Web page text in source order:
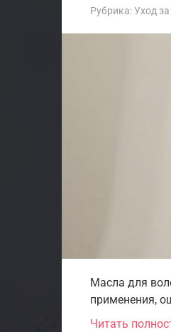
Рубрика:Уход
Масла для
применения,
Читать